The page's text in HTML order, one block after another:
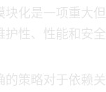
的模块化Java是一
性、性能和安
策略——对于依